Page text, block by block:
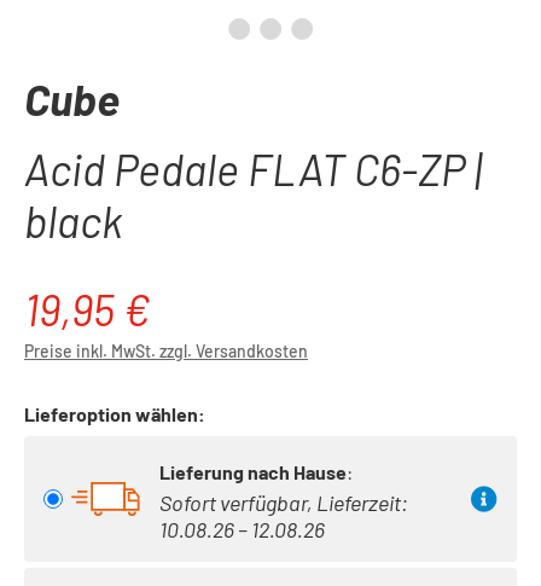
Cube
Acid Pedale FLAT C6-ZP |
black
Regulärer Preis:
19,95 €
Preise inkl. MwSt. zzgl. Versandkosten
Lieferoption wählen:
Lieferung nach Hause:
Sofort verfügbar, Lieferzeit:
10.08.26 – 12.08.26